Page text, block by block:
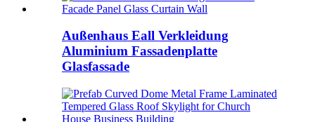
Außenhaus Eall Verkleidung
Aluminium Fassadenplatte
Glasfassade